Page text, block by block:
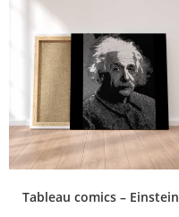
Tableau comics – Einstein